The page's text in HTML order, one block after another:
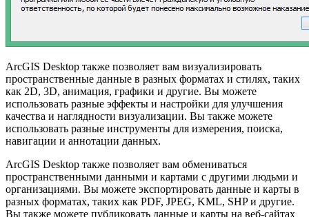
ArcGIS Desktop также позволяет вам визуализировать
пространственные данные в разных форматах и стилях, таких
как 2D, 3D, анимация, графики и другие. Вы можете
использовать разные эффекты и настройки для улучшения
качества и наглядности визуализации. Вы также можете
использовать разные инструменты для измерения, поиска,
навигации и аннотации данных.
ArcGIS Desktop также позволяет вам обмениваться
пространственными данными и картами с другими людьми и
организациями. Вы можете экспортировать данные и карты в
разных форматах, таких как PDF, JPEG, KML, SHP и другие.
Вы также можете публиковать данные и карты на веб-сайтах